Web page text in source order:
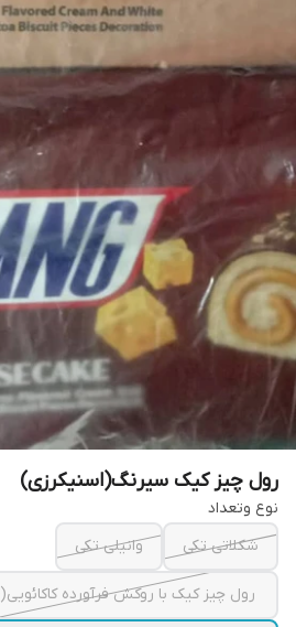
رول چیز کیک سیرنگ(اسنیکرزی)
نوع وتعداد
شکلاتی تکی
وانیلی تکی
رول چیز کیک با روکش فرآورده کاکائویی(۲۴تایی)